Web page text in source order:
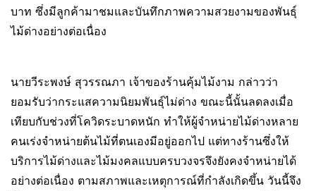
บาท ซึ่งมีลูกค้ามาชมและบันทึกภาพความสวยงามของพันธุ์
ไม้ด่างอย่างต่อเนื่อง
นายวีระพงษ์ สุวรรณภา เจ้าของร้านคุ้มไม้งาม กล่าวว่า
ยอมรับว่ากระแสความนิยมพันธุ์ไม่ด่าง ขณะนี้นั้นลดลงเมื่อ
เทียบกับช่วงที่โควิดระบาดหนัก ทำให้ผู้จำหน่ายไม้ด่างหลาย
คนเร่งจำหน่ายต้นไม้ที่ตนเองมีอยู่ออกไป แต่ทางร้านซึ่งให้
บริการไม้ด่างและไม้มงคลแบบครบวงจรจึงยังคงจำหน่ายได้
อย่างต่อเนื่อง ตามสภาพและเหตุการณ์ที่กำลังเกิดขึ้น วันนี้จึง